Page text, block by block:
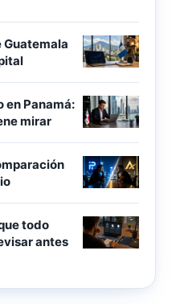
Guatemala
en Panamá:
mirar
todo
antes